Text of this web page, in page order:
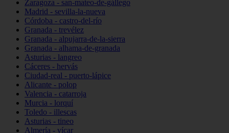
Zaragoza - san-mateo-de-gállego
Madrid - sevilla-la-nueva
Córdoba - castro-del-río
Granada - trevélez
Granada - alpujarra-de-la-sierra
Granada - alhama-de-granada
Asturias - langreo
Cáceres - hervás
Ciudad-real - puerto-lápice
Alicante - polop
Valencia - catarroja
Murcia - lorquí
Toledo - illescas
Asturias - tineo
Almería - vícar